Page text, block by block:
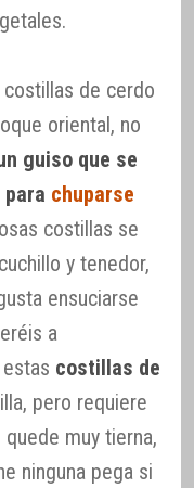
de cerdo
oriental, no
guiso que se
para chuparse
costillas se
y tenedor,
ensuciarse
a
costillas de
pero requiere
muy tierna,
ninguna pega si